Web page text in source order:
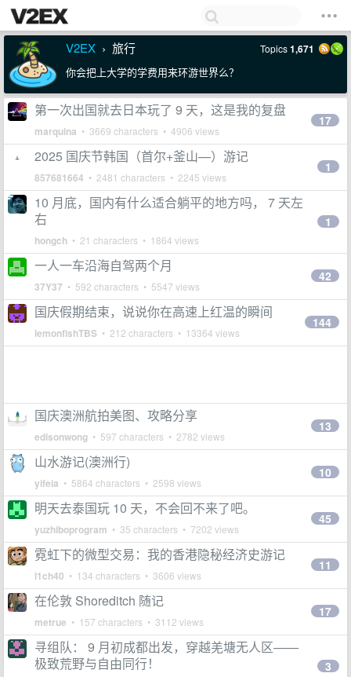
V2EX › 旅行 Topics1,671
你会把上大学的学费用来环游世界么？
第一次出国就去日本玩了 9 天，这是我的复盘
marquina • 3669 characters • 4906 views
17
2025 国庆节韩国（首尔+釜山—）游记
857681664 • 2481 characters • 2245 views
1
10 月底，国内有什么适合躺平的地方吗， 7 天左
右
hongch • 21 characters • 1864 views
1
一人一车沿海自驾两个月
37Y37 • 592 characters • 5547 views
42
国庆假期结束，说说你在高速上红温的瞬间
lemonfishTBS • 212 characters • 13364 views
144
国庆澳洲航拍美图、攻略分享
edisonwong • 597 characters • 2782 views
13
山水游记(澳洲行)
yifeia • 5864 characters • 2598 views
10
明天去泰国玩 10 天，不会回不来了吧。
yuzhiboprogram • 35 characters • 7202 views
45
霓虹下的微型交易：我的香港隐秘经济史游记
l1ch40 • 134 characters • 3606 views
11
在伦敦 Shoreditch 随记
metrue • 157 characters • 3112 views
17
寻组队： 9 月初成都出发，穿越羌塘无人区——
极致荒野与自由同行！​​
3